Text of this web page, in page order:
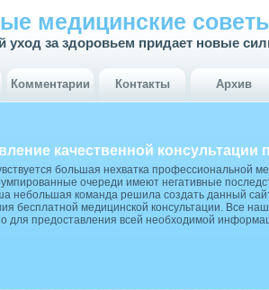
медицинские
уход за здоровьем придает новые
Комментарии Контакты Архив
качественной консультации
большая нехватка профессиональной
очереди имеют негативные
небольшая команда решила создать данный
бесплатной медицинской консультации. Все
для предоставления всей необходимой